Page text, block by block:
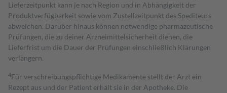
Lieferzeitpunkt kann je nach Region und in Abhängigkeit der
Produktverfügbarkeit sowie vom Zustellzeitpunkt des Spediteurs
abweichen. Darüber hinaus können notwendige pharmazeutische
Prüfungen, die zu deiner Arzneimittelsicherheit dienen, die
Lieferfrist um die Dauer der Prüfungen einschließlich Klärungen
verlängern.
4Für verschreibungspflichtige Medikamente stellt der Arzt ein
Rezept aus und der Patient erhält sie in der Apotheke. Die